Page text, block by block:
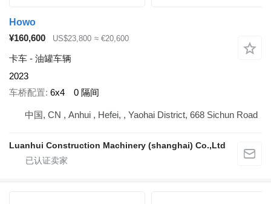
Howo
¥160,600
US$23,800 ≈ €20,600
卡车 - 油罐车辆
2023
车桥配置 6x4 0 隔间
中国, CN , Anhui , Hefei, , Yaohai District, 668 Sichun Road
Luanhui Construction Machinery (shanghai) Co.,Ltd